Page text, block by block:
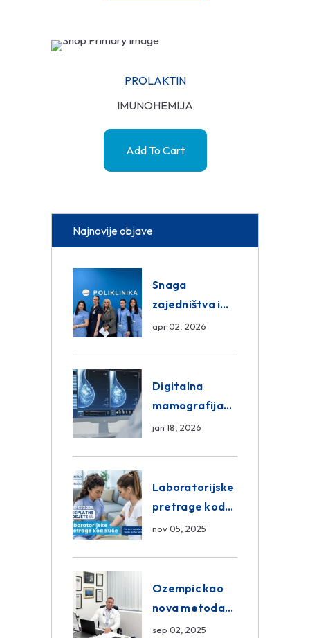
PROLAKTIN
IMUNOHEMIJA
Add To Cart
Najnovije objave
Snaga
zajedništva i
razmjena
Group
apr 02, 2026
Digitalna
mamografija
Sarajevo –
Centar
Poliklinika
jan 18, 2026
Laboratorijske
pretrage kod
kuće – novo u
Poliklinici
nov 05, 2025
Ozempic kao
nova metoda
mršavljenja: da
sep 02, 2025